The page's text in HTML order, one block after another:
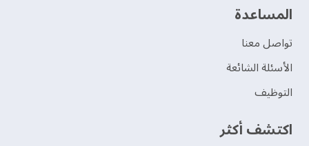
‫المساعدة‬
تواصل معنا
الأسئلة الشائعة
التوظيف
اكتشف أكثر